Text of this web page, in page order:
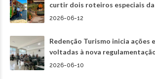
curtir dois roteiros especiais da
2026-06-12
Redenção Turismo inicia ações
voltadas à nova
2026-06-10